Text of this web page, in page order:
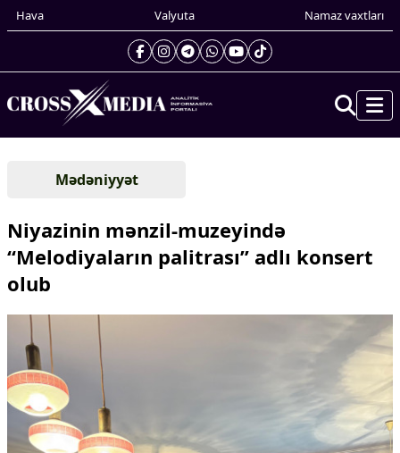
Hava Valyuta Namaz vaxtları
Gündəm
Xarici xəbərlər
Cənubi Qafqaz
Türk Dünyası
Avropa
Amerika
Asiya
Afrika
Çarpaz baxış
Təhlil
Mədəniyyət
Niyazinin mənzil-muzeyində
“Melodiyaların palitrası” adlı konsert
olub